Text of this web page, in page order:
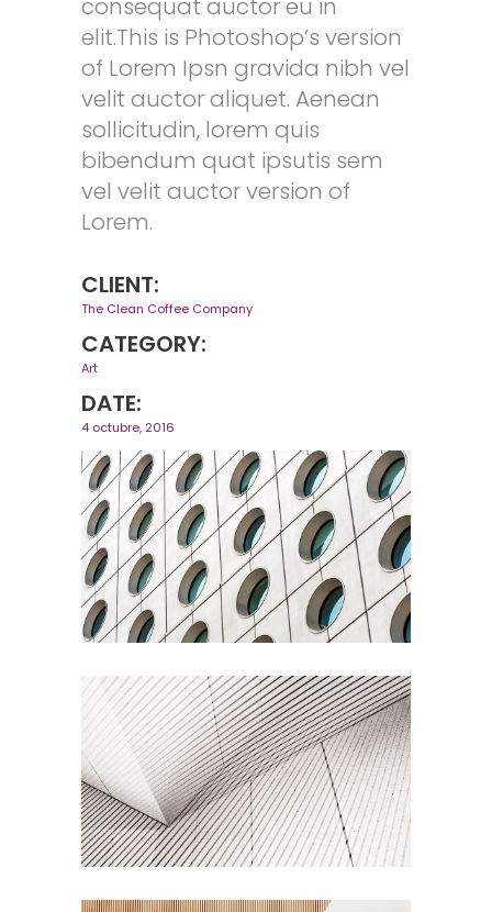
consequat auctor eu in
elit.This is Photoshop’s version
of Lorem Ipsn gravida nibh vel
velit auctor aliquet. Aenean
sollicitudin, lorem quis
bibendum quat ipsutis sem
vel velit auctor version of
Lorem.
CLIENT:
The Clean Coffee Company
CATEGORY:
Art
DATE:
4 octubre, 2016